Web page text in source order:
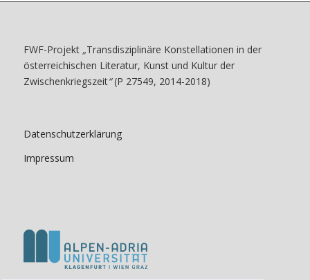
FWF-Projekt „Transdisziplinäre Konstellationen in der
österreichischen Literatur, Kunst und Kultur der
Zwischenkriegszeit“(P 27549, 2014-2018)
Datenschutzerklärung
Impressum